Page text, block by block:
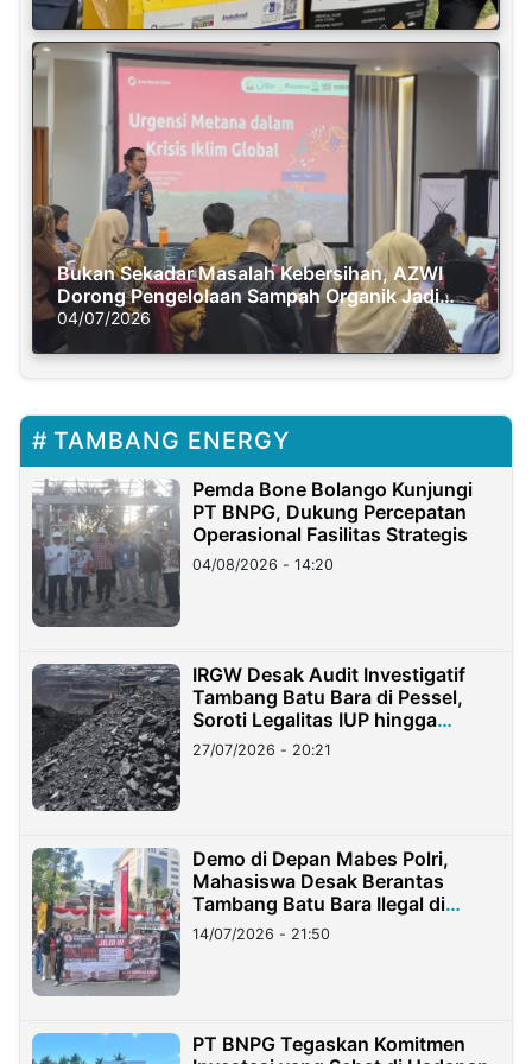
Bukan Sekadar Masalah Kebersihan, AZWI
Dorong Pengelolaan Sampah Organik Jadi
Solusi Krisis Iklim
04/07/2026
TAMBANG ENERGY
Pemda Bone Bolango Kunjungi
PT BNPG, Dukung Percepatan
Operasional Fasilitas Strategis
04/08/2026 - 14:20
IRGW Desak Audit Investigatif
Tambang Batu Bara di Pessel,
Soroti Legalitas IUP hingga
Stockpile
27/07/2026 - 20:21
Demo di Depan Mabes Polri,
Mahasiswa Desak Berantas
Tambang Batu Bara Ilegal di
Lampung
14/07/2026 - 21:50
PT BNPG Tegaskan Komitmen